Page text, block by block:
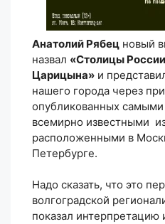
Анатолий Рябец новый
назвал «Столицы
Царицына» и
нашего города через
опубликованных
всемирно известными
расположенными в
Петербурге.
Надо сказать, что это
волгоградской
показал интерпретацию